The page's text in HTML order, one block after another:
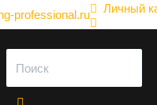
professional.ru Личный